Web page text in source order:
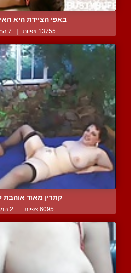
באפי הציידת היא
13755 צפיות | 7 המלצות
קתרין מאוד אוהבת
6095 צפיות | 2 המלצות